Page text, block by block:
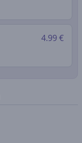
4.99 €